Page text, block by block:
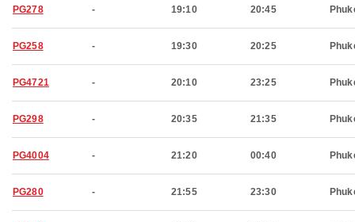
PG278 - 19:10 20:45
PG258 - 19:30 20:25
PG4721 - 20:10 23:25
PG298 - 20:35 21:35
PG4004 - 21:20 00:40
PG280 - 21:55 23:30